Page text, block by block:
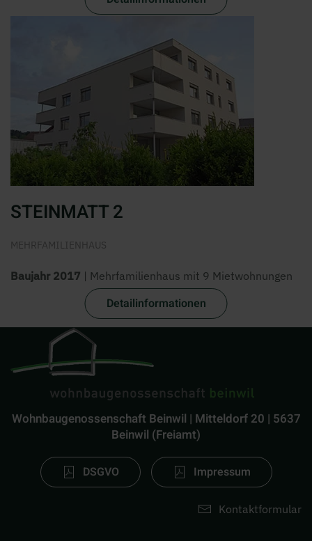
STEINMATT 2
MEHRFAMILIENHAUS
Baujahr 2017 | Mehrfamilienhaus mit 9 Mietwohnungen
Detailinformationen
Wohnbaugenossenschaft Beinwil | Mitteldorf 20 | 5637
Beinwil (Freiamt)
DSGVO Impressum
Kontaktformular